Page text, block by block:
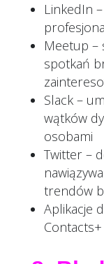
LinkedIn
Meetup –
spotkań
Slack –
wątków
osobami
Twitter –
trendów
Aplikacje